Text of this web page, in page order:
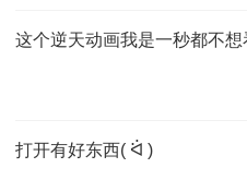
这个逆天动画我是一秒都不想
打开有好东西︎( ᐛ )︎